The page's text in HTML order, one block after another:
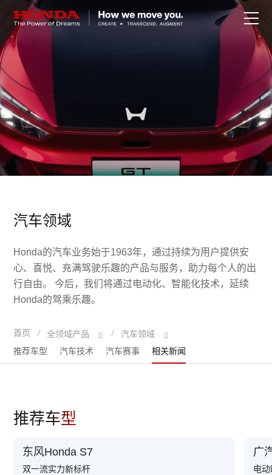
关于Honda
Honda纯电
全领域产品
技术创新
汽车领域
Honda的汽车业务始于1963年，通过持续为用户提供安
心、喜悦、充满驾驶乐趣的产品与服务，助力每个人的出
行自由。 今后，我们将通过电动化、智能化技术，延续
Honda的驾乘乐趣。
首页 / 全领域产品 /
汽车领域
推荐车型
汽车技术 汽车赛事 相关新闻
推荐车型
东风Honda S7
双一流实力新标杆
广
电